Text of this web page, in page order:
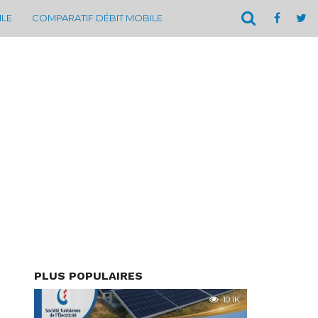
COMPARATIF DÉBIT MOBILE
PLUS POPULAIRES
10.1K